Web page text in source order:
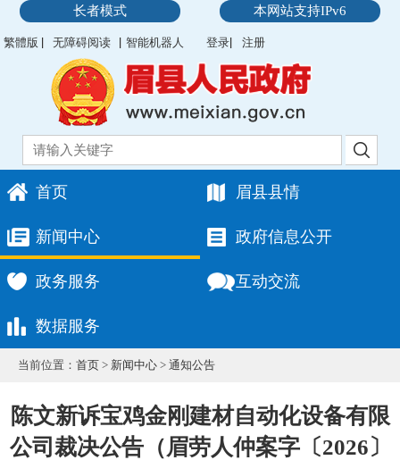
本网站支持IPv6
长者模式
繁體版 无障碍阅读 智能机器人 登录 注册
首页 眉县县情
新闻中心 政府信息公开
政务服务 互动交流
数据服务
当前位置： 首页 > 新闻中心 > 通知公告
陈文新诉宝鸡金刚建材自动化设备有限
公司裁决公告（眉劳人仲案字〔2026〕